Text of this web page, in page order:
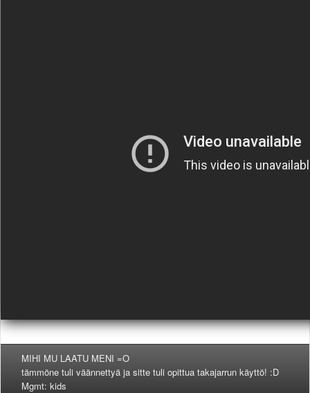
Valitse paikkakunta
Helsingin sää
Turun sää
Oulun sää
MIHI MU LAATU MENI =O
tämmöne tuli väännettyä ja sitte tuli opittua takajarrun käyttö! :D
Mgmt: kids